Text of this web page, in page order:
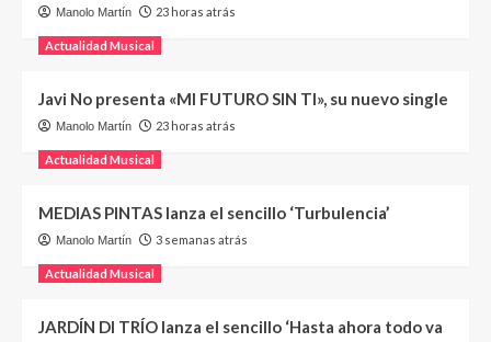
Manolo Martín 23 horas atrás
Actualidad Musical
Javi No presenta «MI FUTURO SIN TI», su nuevo single
Manolo Martín 23 horas atrás
Actualidad Musical
MEDIAS PINTAS lanza el sencillo ‘Turbulencia’
Manolo Martín 3 semanas atrás
Actualidad Musical
JARDÍN DI TRÍO lanza el sencillo ‘Hasta ahora todo va